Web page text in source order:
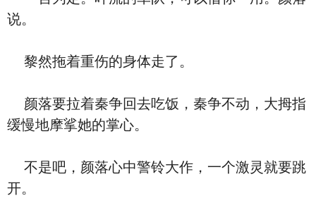
说。
黎然拖着重伤的身体走了。
颜落要拉着秦争回去吃饭，秦争不动，大拇指
缓慢地摩挲她的掌心。
不是吧，颜落心中警铃大作，一个激灵就要跳
开。